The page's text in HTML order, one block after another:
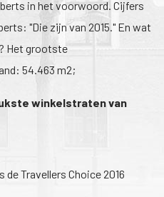
in het voorwoord. Cijfers
"Die zijn van 2015." En wat
Het grootste
54.463 m2;
winkelstraten van
Travellers Choice 2016